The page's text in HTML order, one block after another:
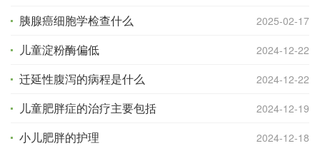
2025-02-17
胰腺癌细胞学检查什么
2024-12-22
儿童淀粉酶偏低
2024-12-22
迁延性腹泻的病程是什么
2024-12-19
儿童肥胖症的治疗主要包括
2024-12-18
小儿肥胖的护理